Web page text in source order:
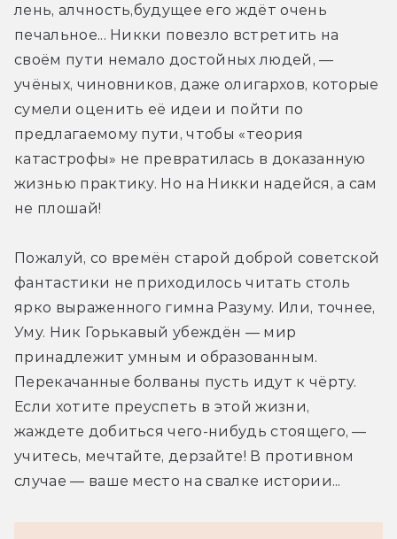
лень, алчность,будущее его ждёт очень
печальное... Никки повезло встретить на
своём пути немало достойных людей, —
учёных, чиновников, даже олигархов, которые
сумели оценить её идеи и пойти по
предлагаемому пути, чтобы «теория
катастрофы» не превратилась в доказанную
жизнью практику. Но на Никки надейся, а сам
не плошай!
Пожалуй, со времён старой доброй советской
фантастики не приходилось читать столь
ярко выраженного гимна Разуму. Или, точнее,
Уму. Ник Горькавый убеждён — мир
принадлежит умным и образованным.
Перекачанные болваны пусть идут к чёрту.
Если хотите преуспеть в этой жизни,
жаждете добиться чего-нибудь стоящего, —
учитесь, мечтайте, дерзайте! В противном
случае — ваше место на свалке истории...